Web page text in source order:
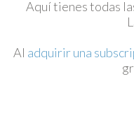
Aquí tienes todas
Al adquirir una